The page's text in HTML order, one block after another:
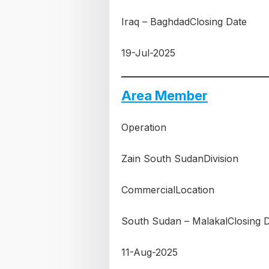
Iraq – BaghdadClosing Date
19-Jul-2025
Area Member
Operation
Zain South SudanDivision
CommercialLocation
South Sudan – MalakalClosing
11-Aug-2025